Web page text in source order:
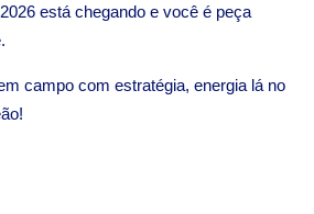
está chegando e você é peça
campo com estratégia, energia lá no